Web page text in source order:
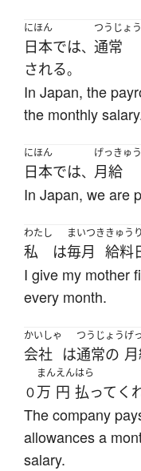
にほん
日本では、
つうじょう
通常
される。
In Japan, the
the monthly
にほん
日本では、
げっきゅう
月給
In Japan, we are
わたし
私 は
まいつき
毎月
きゅう
給料
I give my mother
every month.
かいしゃ
会社 は
つうじょう
通常の
げ
０
まん
万
えん
円
はら
払って く
The company
allowances a
salary.